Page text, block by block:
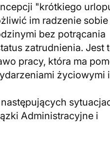
"krótkiego
im radzenie sobie
bez potrącania
zatrudnienia. Jest
pracy, która ma
życiowymi i
Administracyjne i